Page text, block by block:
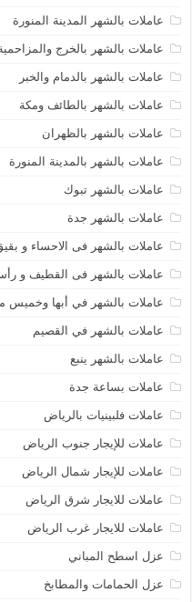
عاملات بالشهر المدينة المنورة
عاملات بالشهر بالخرج
عاملات بالشهر بالدمام والخبر
عاملات بالشهر بالطائف ومكة
عاملات بالشهر بالظهران
عاملات بالشهر بالمدينة المنورة
عاملات بالشهر تبوك
عاملات بالشهر جدة
عاملات بالشهر فى الاحساء و
عاملات بالشهر فى القطيف و
عاملات بالشهر في أبها وخميس
عاملات بالشهر في القصيم
عاملات بالشهر ينبع
عاملات بساعة جدة
عاملات فلبينيات بالرياض
عاملات للإيجار جنوب الرياض
عاملات للإيجار شمال الرياض
عاملات للايجار شرق الرياض
عاملات للايجار غرب الرياض
عزل اسطح المباني
عزل الحمامات والمطابخ